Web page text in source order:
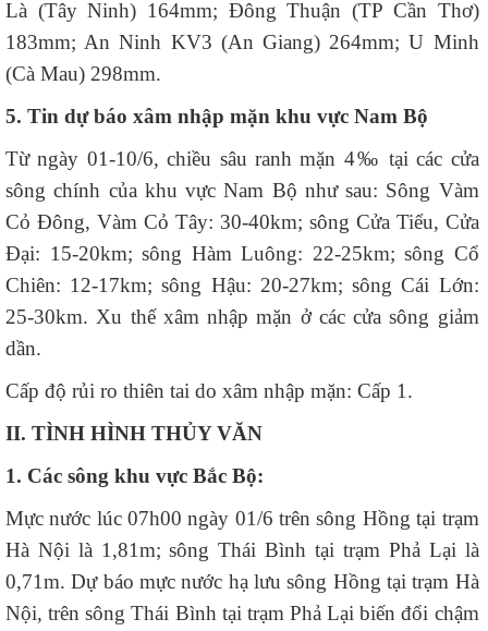
Là (Tây Ninh) 164mm; Đông Thuận (TP Cần Thơ)
183mm; An Ninh KV3 (An Giang) 264mm; U Minh
(Cà Mau) 298mm.
5. Tin dự báo xâm nhập mặn khu vực Nam Bộ
Từ ngày 01-10/6, chiều sâu ranh mặn 4‰ tại các cửa
sông chính của khu vực Nam Bộ như sau: Sông Vàm
Cỏ Đông, Vàm Cỏ Tây: 30-40km; sông Cửa Tiểu, Cửa
Đại: 15-20km; sông Hàm Luông: 22-25km; sông Cổ
Chiên: 12-17km; sông Hậu: 20-27km; sông Cái Lớn:
25-30km. Xu thế xâm nhập mặn ở các cửa sông giảm
dần.
Cấp độ rủi ro thiên tai do xâm nhập mặn: Cấp 1.
II. TÌNH HÌNH THỦY VĂN
1. Các sông khu vực Bắc Bộ:
Mực nước lúc 07h00 ngày 01/6 trên sông Hồng tại trạm
Hà Nội là 1,81m; sông Thái Bình tại trạm Phả Lại là
0,71m. Dự báo mực nước hạ lưu sông Hồng tại trạm Hà
Nội, trên sông Thái Bình tại trạm Phả Lại biến đổi chậm